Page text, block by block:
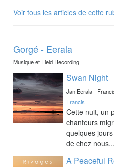
Voir tous les articles de cette
Gorgé - Eerala
Musique et Field Recording
Swan Night
Jan Eerala -
Francis
Cette nuit, un
chanteurs
quelques
de chez nous...
A Peaceful